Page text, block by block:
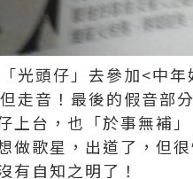
光頭仔」去參加<中
走音！最後的假音部
上台，也「於事無補
做歌星，出道了，但
有自知之明了！